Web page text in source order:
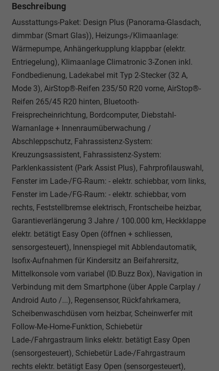
Beschreibung
Ausstattungs-Paket: Design Plus (Panorama-Glasdach,
dimmbar (Smart Glas)), Heizungs-/Klimaanlage:
Wärmepumpe, Anhängerkupplung klappbar (elektr.
Entriegelung), Klimaanlage Climatronic 3-Zonen inkl.
Fondbedienung, Ladekabel mit Typ 2-Stecker (32 A,
Mode 3), AirStop®-Reifen 235/50 R20 vorne, AirStop®-
Reifen 265/45 R20 hinten, Bluetooth-
Freisprecheinrichtung, Bordcomputer, Diebstahl-
Warnanlage + Innenraumüberwachung /
Abschleppschutz, Fahrassistenz-System:
Kreuzungsassistent, Fahrassistenz-System:
Parklenkassistent (Park Assist Plus), Fahrprofilauswahl,
Fenster im Lade-/FG-Raum: - elektr. schiebbar, vorn links,
Fenster im Lade-/FG-Raum: - elektr. schiebbar, vorn
rechts, Feststellbremse elektrisch, Frontscheibe heizbar,
Garantieverlängerung 3 Jahre / 100.000 km, Heckklappe
elektr. betätigt Easy Open (öffnen + schliessen,
sensorgesteuert), Innenspiegel mit Abblendautomatik,
Isofix-Aufnahmen für Kindersitz an Beifahrersitz,
Mittelkonsole vorn variabel (ID.Buzz Box), Navigation in
Verbindung mit dem Smartphone (über Apple Carplay /
Android Auto /...), Regensensor, Rückfahrkamera,
Scheibenwaschdüsen vorn heizbar, Scheinwerfer mit
Follow-Me-Home-Funktion, Schiebetür
Lade-/Fahrgastraum links elektr. betätigt Easy Open
(sensorgesteuert), Schiebetür Lade-/Fahrgastraum
rechts elektr. betätigt Easy Open (sensorgesteuert),